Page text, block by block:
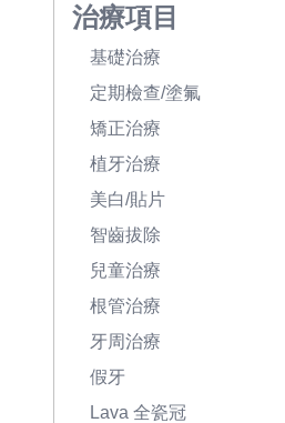
治療項目
基礎治療
定期檢查/塗氟
矯正治療
植牙治療
美白/貼片
智齒拔除
兒童治療
根管治療
牙周治療
假牙
Lava 全瓷冠